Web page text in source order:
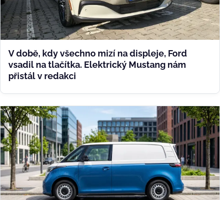
V době, kdy všechno mizí na displeje, Ford
vsadil na tlačítka. Elektrický Mustang nám
přistál v redakci